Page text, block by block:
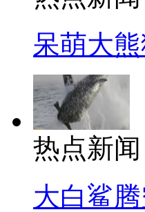
呆萌大
热点新闻
大白鲨